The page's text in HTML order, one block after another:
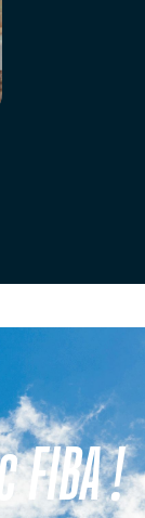
!